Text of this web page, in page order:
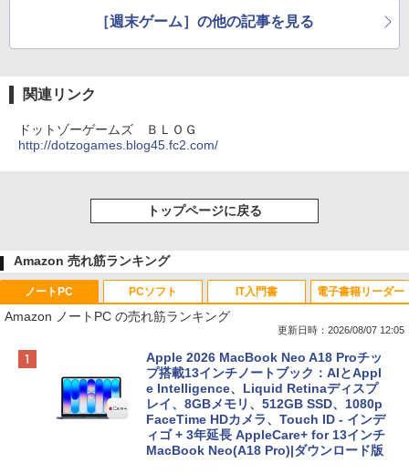
［週末ゲーム］の他の記事を見る
関連リンク
ドットゾーゲームズ ＢＬＯＧ
http://dotzogames.blog45.fc2.com/
トップページに戻る
Amazon 売れ筋ランキング
ノートPC
Amazon ノートPC の売れ筋ランキング
更新日時：2026/08/07 12:05
Apple 2026 MacBook Neo A18 Proチッ
プ搭載13インチノートブック：AIとAppl
e Intelligence、Liquid Retinaディスプ
レイ、8GBメモリ、512GB SSD、1080p
FaceTime HDカメラ、Touch ID - インデ
ィゴ + 3年延長 AppleCare+ for 13インチ
MacBook Neo(A18 Pro)|ダウンロード版
PCソフト IT入門書 電子書籍リーダー